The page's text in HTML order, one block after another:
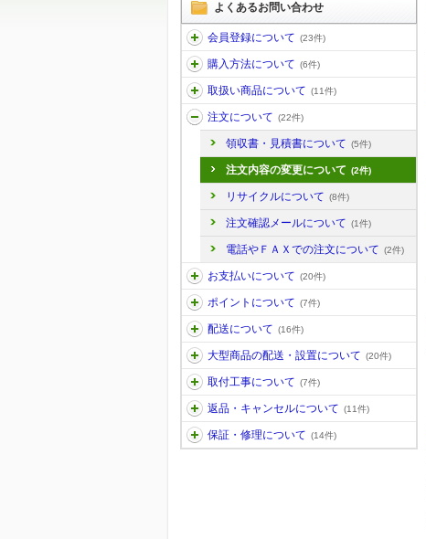
よくあるお問い合わせ
会員登録について (23件)
購入方法について (6件)
取扱い商品について (11件)
注文について (22件)
領収書・見積書について (5件)
注文内容の変更について (2件)
リサイクルについて (8件)
注文確認メールについて (1件)
電話やＦＡＸでの注文について (2件)
お支払いについて (20件)
ポイントについて (7件)
配送について (16件)
大型商品の配送・設置について (20件)
取付工事について (7件)
返品・キャンセルについて (11件)
保証・修理について (14件)